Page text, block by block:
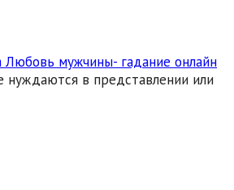
Любовь мужчины- гадание онлайн
нуждаются в представлении или